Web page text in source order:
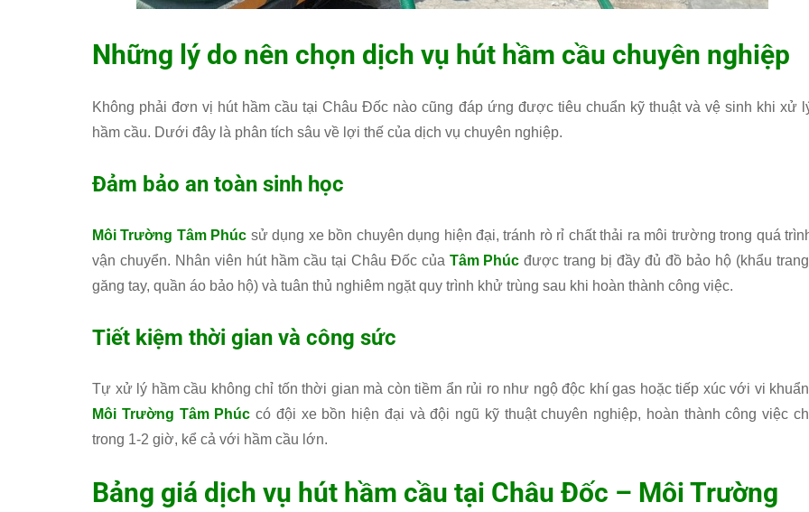
Những lý do nên chọn dịch vụ hút hầm cầu chuyên nghiệp
Không phải đơn vị hút hầm cầu tại Châu Đốc nào cũng đáp ứng được tiêu chuẩn kỹ thuật và vệ sinh khi xử
hầm cầu. Dưới đây là phân tích sâu về lợi thế của dịch vụ chuyên nghiệp.
Đảm bảo an toàn sinh học
Môi Trường Tâm Phúc sử dụng xe bồn chuyên dụng hiện đại, tránh rò rỉ chất thải ra môi trường trong quá
vận chuyển. Nhân viên hút hầm cầu tại Châu Đốc của Tâm Phúc được trang bị đầy đủ đồ bảo hộ (khẩu
găng tay, quần áo bảo hộ) và tuân thủ nghiêm ngặt quy trình khử trùng sau khi hoàn thành công việc.
Tiết kiệm thời gian và công sức
Tự xử lý hầm cầu không chỉ tốn thời gian mà còn tiềm ẩn rủi ro như ngộ độc khí gas hoặc tiếp xúc với vi
Môi Trường Tâm Phúc có đội xe bồn hiện đại và đội ngũ kỹ thuật chuyên nghiệp, hoàn thành công việc
trong 1-2 giờ, kể cả với hầm cầu lớn.
Bảng giá dịch vụ hút hầm cầu tại Châu Đốc – Môi Trường